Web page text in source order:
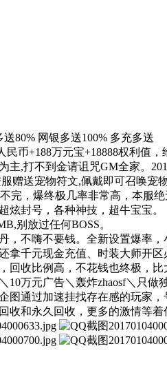
80% 网银多送100% 多充多送
币+188万元宝+18888权利值
主,打不到金请诅咒GM全家。
赠送宠物符文,佩戴即可召唤宠
完，爆终极几率非常高，本服绝
炫封号，各种神技，超牛宝宝。
别放过任何BOSS。
，不嗨不要钱。全新设置爆率
拿千元现金充值、时装大师开区
回收比例高，不花钱也终极，比
万元广告＼轰炸zhaosf＼只做
图通过加速挂找存在感的玩家
收和永久回收，更多的激情等着